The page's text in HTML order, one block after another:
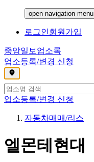
open navigation menu
로그인회원가입
중앙일보 업소록
업소등록/변경 신청
,
업소등록/변경 신청
자동차매매/리스
엘몬테현대